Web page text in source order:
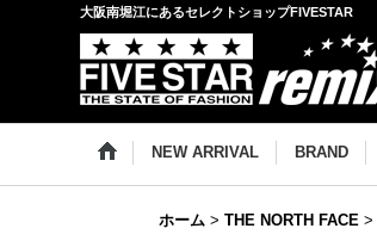
大阪南堀江にあるセレクトショップFIVESTAR
NEW ARRIVAL BRAND
ホーム > THE NORTH FACE >